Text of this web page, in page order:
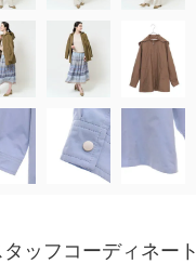
ッフコーディネート